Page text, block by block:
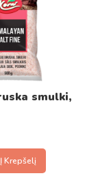
smulki,
Į Krepšelį